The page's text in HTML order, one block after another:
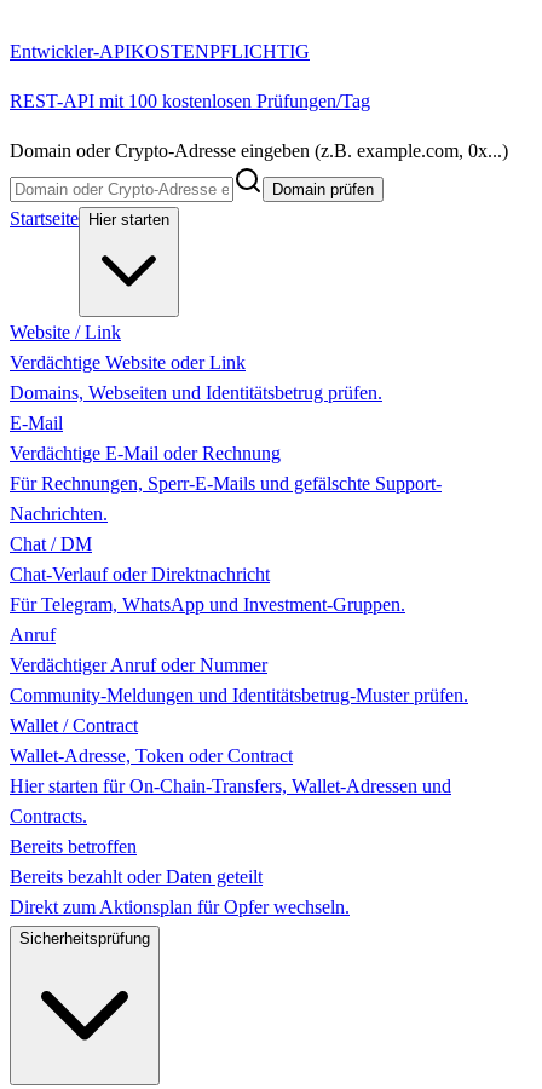
Entwickler-APIKOSTENPFLICHTIG
REST-API mit 100 kostenlosen Prüfungen/Tag
Domain oder Crypto-Adresse eingeben (z.B. example.com, 0x...)
Domain prüfen
Startseite Hier starten
Website / Link
Verdächtige Website oder Link
Domains, Webseiten und Identitätsbetrug prüfen.
E-Mail
Verdächtige E-Mail oder Rechnung
Für Rechnungen, Sperr-E-Mails und gefälschte Support-
Nachrichten.
Chat / DM
Chat-Verlauf oder Direktnachricht
Für Telegram, WhatsApp und Investment-Gruppen.
Anruf
Verdächtiger Anruf oder Nummer
Community-Meldungen und Identitätsbetrug-Muster prüfen.
Wallet / Contract
Wallet-Adresse, Token oder Contract
Hier starten für On-Chain-Transfers, Wallet-Adressen und
Contracts.
Bereits betroffen
Bereits bezahlt oder Daten geteilt
Direkt zum Aktionsplan für Opfer wechseln.
Sicherheitsprüfung